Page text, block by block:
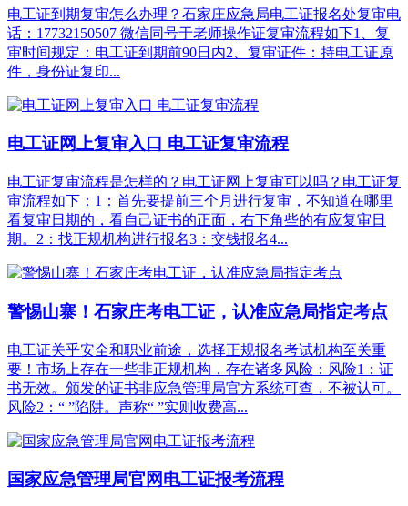
电工证到期复审怎么办理？石家庄应急局电工证报名处复审电
话：17732150507 微信同号于老师操作证复审流程如下1、复
审时间规定：电工证到期前90日内2、复审证件：持电工证原
件，身份证复印...
电工证网上复审入口 电工证复审流程
电工证复审流程是怎样的？电工证网上复审可以吗？电工证复
审流程如下：1：首先要提前三个月进行复审，不知道在哪里
看复审日期的，看自己证书的正面，右下角些的有应复审日
期。2：找正规机构进行报名3：交钱报名4...
警惕山寨！石家庄考电工证，认准应急局指定考点
电工证关乎安全和职业前途，选择正规报名考试机构至关重
要！市场上存在一些非正规机构，存在诸多风险：风险1：证
书无效。颁发的证书非应急管理局官方系统可查，不被认可。
风险2：“ ”陷阱。声称“ ”实则收费高...
国家应急管理局官网电工证报考流程